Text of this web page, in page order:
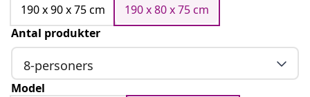
190 x 90 x 75 cm
190 x 80 x 75 cm
Antal produkter
8-personers
Model